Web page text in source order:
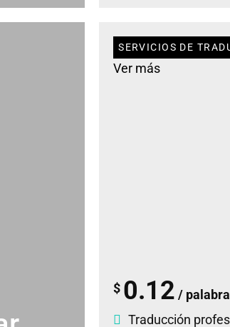
SERVICIOS DE
Ver más
$ 0.12 / palabra
Traducción